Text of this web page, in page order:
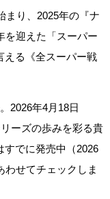
まり、2025年の『ナ
を迎えた「スーパー
える《全スーパー戦
2026年4月18日
ーズの歩みを彩る貴
すでに発売中（2026
わせてチェックしま